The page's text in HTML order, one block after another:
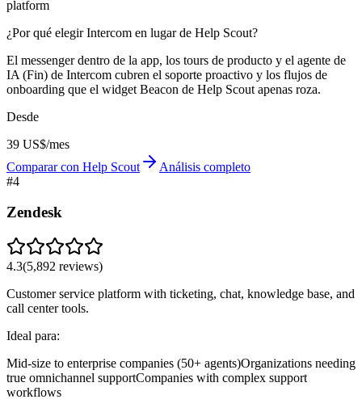
platform
¿Por qué elegir Intercom en lugar de Help Scout?
El messenger dentro de la app, los tours de producto y el agente de
IA (Fin) de Intercom cubren el soporte proactivo y los flujos de
onboarding que el widget Beacon de Help Scout apenas roza.
Desde
39 US$/mes
Comparar con Help Scout
Análisis completo
#4
Zendesk
4.3(5,892 reviews)
Customer service platform with ticketing, chat, knowledge base, and
call center tools.
Ideal para:
Mid-size to enterprise companies (50+ agents)Organizations needing
true omnichannel supportCompanies with complex support
workflows